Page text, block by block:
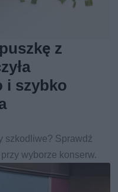
z
i szybko
szkodliwe? Sprawdź
wyborze konserw.